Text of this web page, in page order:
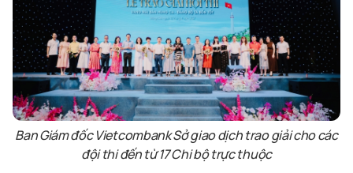
Ban Giám đốc Vietcombank Sở giao dịch trao giải cho các
đội thi đến từ 17 Chi bộ trực thuộc